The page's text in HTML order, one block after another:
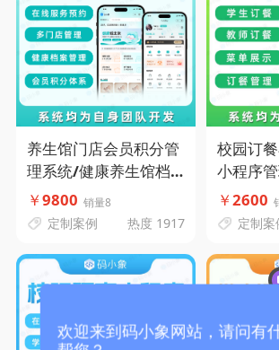
养生馆门店会员积分管
理系统/健康养生馆档
案管理系统-在线服务预
约-多门店管理-健康档
码小象源码
￥9800 销量8
定制案例 热度 1917
校园订
小程序
系统/学
码小象源
￥2600
定制案
欢迎来到码小象网站，请问有